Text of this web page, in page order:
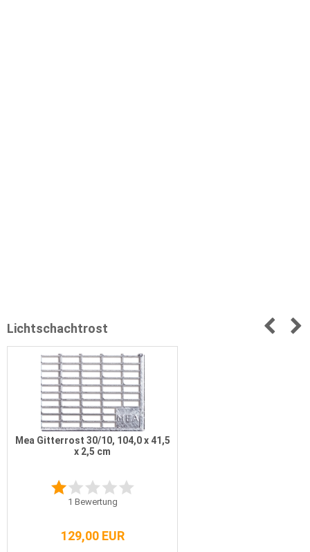
Lichtschachtrost
Mea Gitterrost 30/10, 104,0 x 41,5
x 2,5 cm
1 Bewertung
129,00 EUR